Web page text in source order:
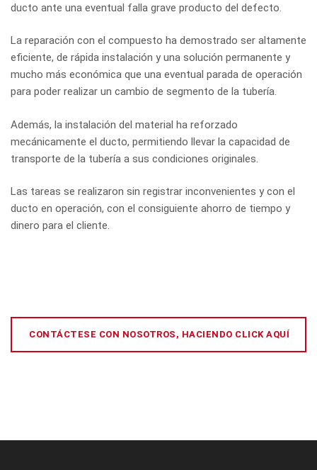
ducto ante una eventual falla grave producto del defecto.
La reparación con el compuesto ha demostrado ser altamente
eficiente, de rápida instalación y una solución permanente y
mucho más económica que una eventual parada de operación
para poder realizar un cambio de segmento de la tubería.
Además, la instalación del material ha reforzado
mecánicamente el ducto, permitiendo llevar la capacidad de
transporte de la tubería a sus condiciones originales.
Las tareas se realizaron sin registrar inconvenientes y con el
ducto en operación, con el consiguiente ahorro de tiempo y
dinero para el cliente.
CONTÁCTESE CON NOSOTROS, HACIENDO CLICK AQUÍ